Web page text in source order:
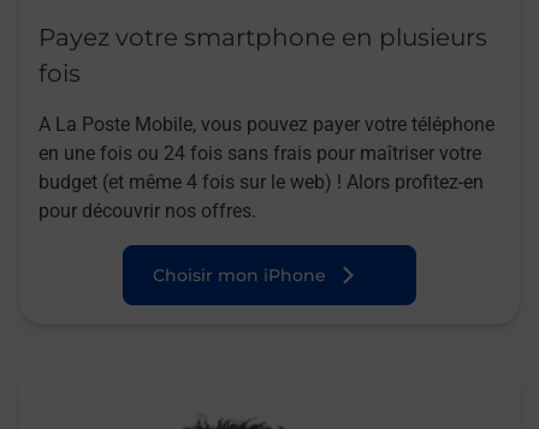
Payez votre smartphone en plusieurs
fois
A La Poste Mobile, vous pouvez payer votre téléphone
en une fois ou 24 fois sans frais pour maîtriser votre
budget (et même 4 fois sur le web) ! Alors profitez-en
pour découvrir nos offres.
Choisir mon iPhone